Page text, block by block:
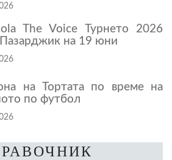
The Voice Турнето 2026
на 19 юни
на Тортата по време на
по футбол